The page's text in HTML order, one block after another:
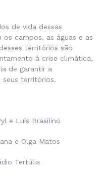
de vida dessas
campos, as águas e as
territórios são
à crise climática,
de garantir a
seus territórios.
e Luís Brasilino
e Olga Matos
Tertúlia